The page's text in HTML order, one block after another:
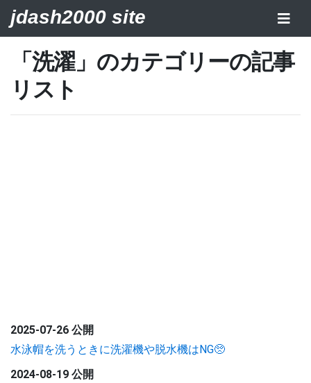
jdash2000 site
「洗濯」のカテゴリーの記事
リスト
2025-07-26 公開
水泳帽を洗うときに洗濯機や脱水機はNG🥺
2024-08-19 公開